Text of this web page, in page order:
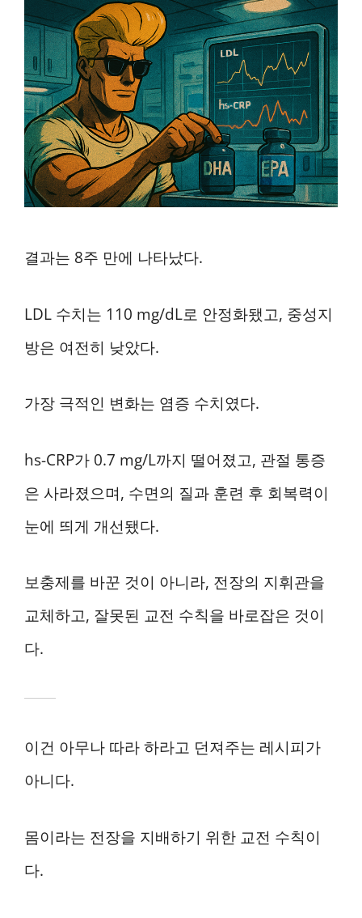
결과는 8주 만에 나타났다.
LDL 수치는 110 mg/dL로 안정화됐고, 중성지
방은 여전히 낮았다.
가장 극적인 변화는 염증 수치였다.
hs-CRP가 0.7 mg/L까지 떨어졌고, 관절 통증
은 사라졌으며, 수면의 질과 훈련 후 회복력이
눈에 띄게 개선됐다.
보충제를 바꾼 것이 아니라, 전장의 지휘관을
교체하고, 잘못된 교전 수칙을 바로잡은 것이
다.
이건 아무나 따라 하라고 던져주는 레시피가
아니다.
몸이라는 전장을 지배하기 위한 교전 수칙이
다.